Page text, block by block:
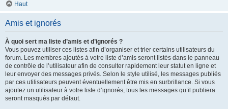
Haut
Amis et ignorés
À quoi sert ma liste d’amis et d’ignorés ?
Vous pouvez utiliser ces listes afin d’organiser et trier certains utilisateurs du
forum. Les membres ajoutés à votre liste d’amis seront listés dans le panneau
de contrôle de l’utilisateur afin de consulter rapidement leur statut en ligne et
leur envoyer des messages privés. Selon le style utilisé, les messages publiés
par ces utilisateurs peuvent éventuellement être mis en surbrillance. Si vous
ajoutez un utilisateur à votre liste d’ignorés, tous les messages qu’il publiera
seront masqués par défaut.